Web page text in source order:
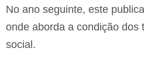
No ano seguinte, este
onde aborda a condição dos
social.